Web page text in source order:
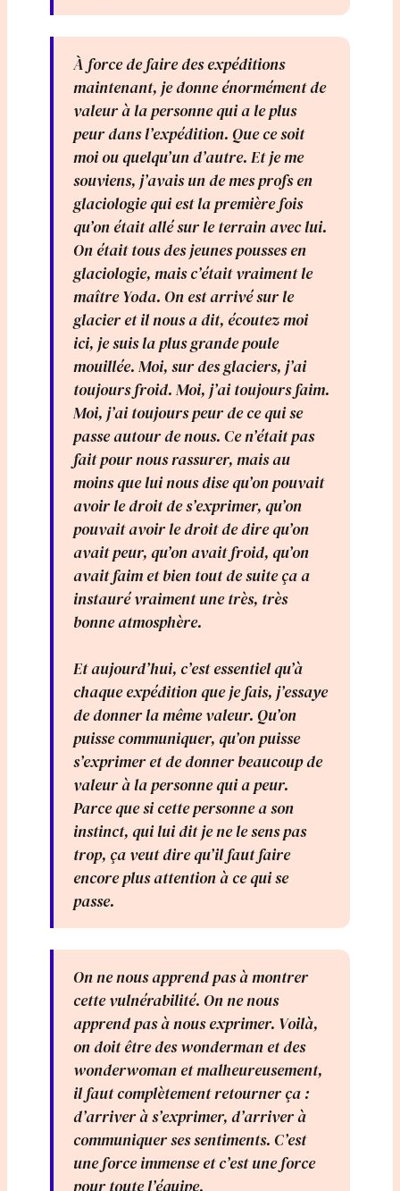
À force de faire des expéditions
maintenant, je donne énormément de
valeur à la personne qui a le plus
peur dans l’expédition. Que ce soit
moi ou quelqu’un d’autre. Et je me
souviens, j’avais un de mes profs en
glaciologie qui est la première fois
qu’on était allé sur le terrain avec lui.
On était tous des jeunes pousses en
glaciologie, mais c’était vraiment le
maître Yoda. On est arrivé sur le
glacier et il nous a dit, écoutez moi
ici, je suis la plus grande poule
mouillée. Moi, sur des glaciers, j’ai
toujours froid. Moi, j’ai toujours faim.
Moi, j’ai toujours peur de ce qui se
passe autour de nous. Ce n’était pas
fait pour nous rassurer, mais au
moins que lui nous dise qu’on pouvait
avoir le droit de s’exprimer, qu’on
pouvait avoir le droit de dire qu’on
avait peur, qu’on avait froid, qu’on
avait faim et bien tout de suite ça a
instauré vraiment une très, très
bonne atmosphère.
Et aujourd’hui, c’est essentiel qu’à
chaque expédition que je fais, j’essaye
de donner la même valeur. Qu’on
puisse communiquer, qu’on puisse
s’exprimer et de donner beaucoup de
valeur à la personne qui a peur.
Parce que si cette personne a son
instinct, qui lui dit je ne le sens pas
trop, ça veut dire qu’il faut faire
encore plus attention à ce qui se
passe.
On ne nous apprend pas à montrer
cette vulnérabilité. On ne nous
apprend pas à nous exprimer. Voilà,
on doit être des wonderman et des
wonderwoman et malheureusement,
il faut complètement retourner ça :
d’arriver à s’exprimer, d’arriver à
communiquer ses sentiments. C’est
une force immense et c’est une force
pour toute l’équipe.